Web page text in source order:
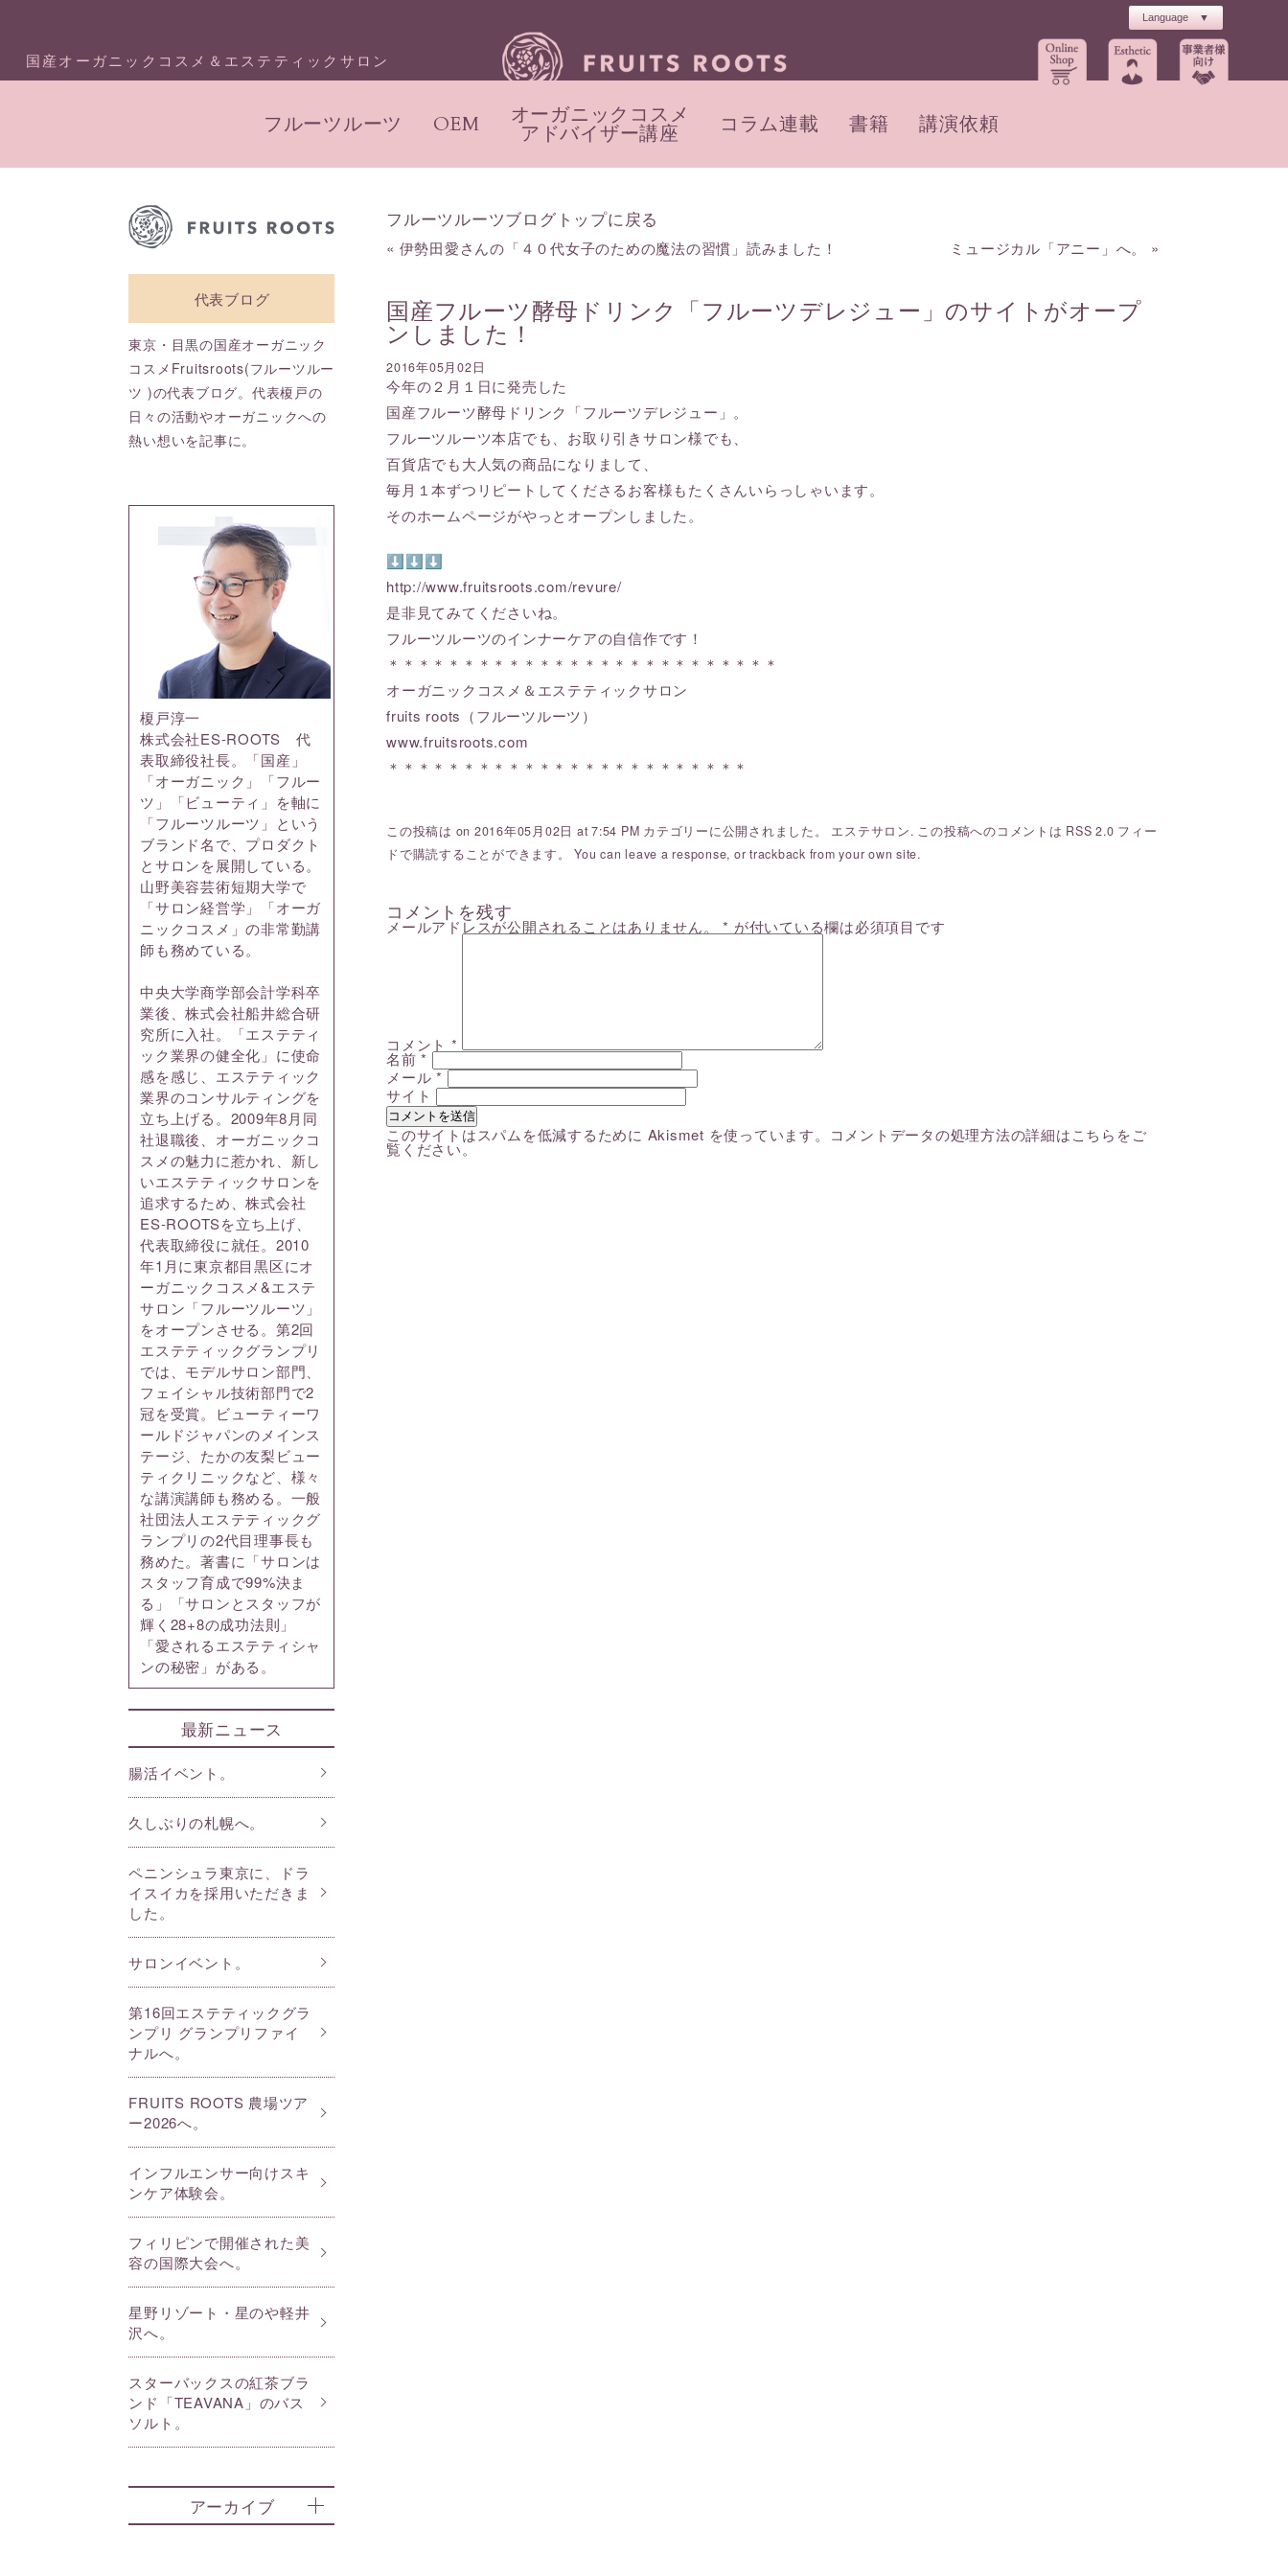
国産オーガニックコスメ＆エステティックサロン
フルーツルーツ OEM オーガニックコスメ
アドバイザー講座 コラム連載 書籍 講演依頼
フルーツルーツブログトップに戻る
« 伊勢田愛さんの「４０代女子のための魔法の習慣」読みました！ ミュージカル「アニー」へ。 »
国産フルーツ酵母ドリンク「フルーツデレジュー」のサイトがオープ
ンしました！
2016年05月02日
今年の２月１日に発売した
国産フルーツ酵母ドリンク「フルーツデレジュー」。
フルーツルーツ本店でも、お取り引きサロン様でも、
百貨店でも大人気の商品になりまして、
毎月１本ずつリピートしてくださるお客様もたくさんいらっしゃいます。
そのホームページがやっとオープンしました。
⬇⬇⬇
http://www.fruitsroots.com/revure/
是非見てみてくださいね。
フルーツルーツのインナーケアの自信作です！
＊＊＊＊＊＊＊＊＊＊＊＊＊＊＊＊＊＊＊＊＊＊＊＊＊＊
オーガニックコスメ＆エステティックサロン
fruits roots（フルーツルーツ）
www.fruitsroots.com
＊＊＊＊＊＊＊＊＊＊＊＊＊＊＊＊＊＊＊＊＊＊＊＊
この投稿は on 2016年05月02日 at 7:54 PM カテゴリーに公開されました。 エステサロン. この投稿へのコメントは RSS 2.0 フィー
ドで購読することができます。 You canleave a response, ortrackback from your own site.
コメントを残す
メールアドレスが公開されることはありません。 * が付いている欄は必須項目です
コメント *
名前*
メール*
サイト
このサイトはスパムを低減するために Akismet を使っています。
コメントデータの処理方法の詳細はこちらをご
覧ください。
代表ブログ
東京・目黒の国産オーガニック
コスメFruitsroots(フルーツルー
ツ )の代表ブログ。代表榎戸の
日々の活動やオーガニックへの
熱い想いを記事に。
榎戸淳一
株式会社ES-ROOTS 代
表取締役社長。「国産」
「オーガニック」「フルー
ツ」「ビューティ」を軸に
「フルーツルーツ」という
ブランド名で、プロダクト
とサロンを展開している。
山野美容芸術短期大学で
「サロン経営学」「オーガ
ニックコスメ」の非常勤講
師も務めている。
中央大学商学部会計学科卒
業後、株式会社船井総合研
究所に入社。「エステティ
ック業界の健全化」に使命
感を感じ、エステティック
業界のコンサルティングを
立ち上げる。2009年8月同
社退職後、オーガニックコ
スメの魅力に惹かれ、新し
いエステティックサロンを
追求するため、株式会社
ES-ROOTSを立ち上げ、
代表取締役に就任。2010
年1月に東京都目黒区にオ
ーガニックコスメ&エステ
サロン「フルーツルーツ」
をオープンさせる。第2回
エステティックグランプリ
では、モデルサロン部門、
フェイシャル技術部門で2
冠を受賞。ビューティーワ
ールドジャパンのメインス
テージ、たかの友梨ビュー
ティクリニックなど、様々
な講演講師も務める。一般
社団法人エステティックグ
ランプリの2代目理事長も
務めた。著書に「サロンは
スタッフ育成で99%決ま
る」「サロンとスタッフが
輝く28+8の成功法則」
「愛されるエステティシャ
ンの秘密」がある。
最新ニュース
腸活イベント。
久しぶりの札幌へ。
ペニンシュラ東京に、ドラ
イスイカを採用いただきま
した。
サロンイベント。
第16回エステティックグラ
ンプリ グランプリファイ
ナルへ。
FRUITS ROOTS 農場ツア
ー2026へ。
インフルエンサー向けスキ
ンケア体験会。
フィリピンで開催された美
容の国際大会へ。
星野リゾート・星のや軽井
沢へ。
スターバックスの紅茶ブラ
ンド「TEAVANA」のバス
ソルト。
アーカイブ